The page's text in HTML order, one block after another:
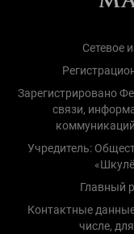
Сетевое
Зарегистрировано
связи,
Учредитель:
Главный
Контактные
числе,